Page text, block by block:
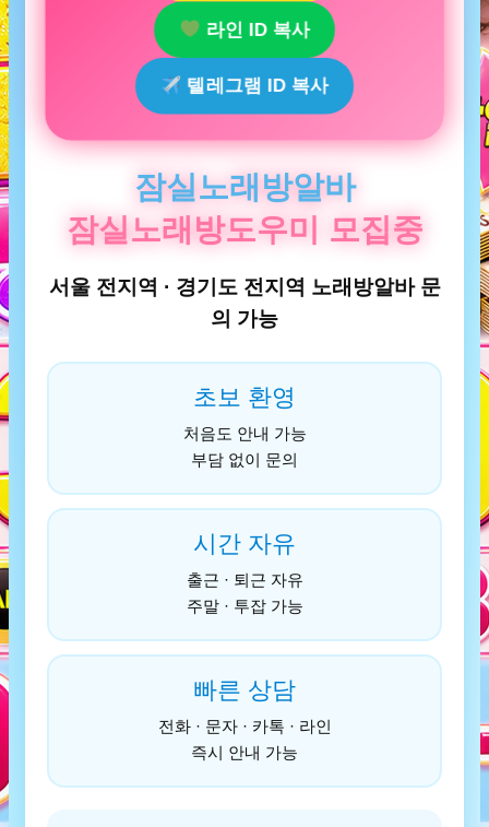
라인 ID 복사
텔레그램 ID 복사
잠실노래방알바
잠실노래방도우미 모집중
서울 전지역 · 경기도 전지역 노래방알바 문
의 가능
초보 환영
처음도 안내 가능
부담 없이 문의
시간 자유
출근 · 퇴근 자유
주말 · 투잡 가능
빠른 상담
전화 · 문자 · 카톡 · 라인
즉시 안내 가능